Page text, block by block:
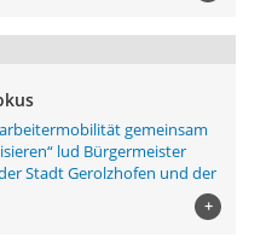
gemeinsam
lud Bürgermeister
Stadt Gerolzhofen und der
+